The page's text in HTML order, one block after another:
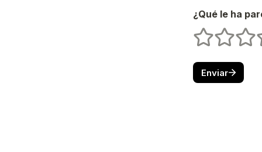
¿Qué le ha
Untitled
1 estrellas
2 3
Enviar